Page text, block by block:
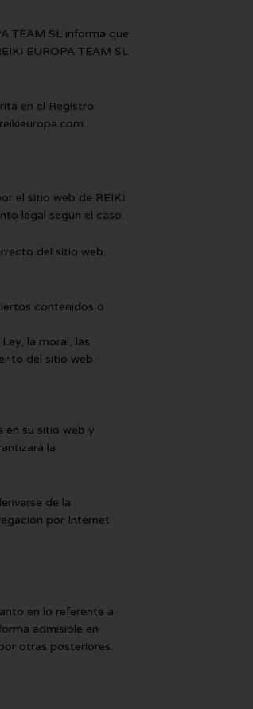
TEAM SL informa que
EUROPA TEAM SL
en el Registro
.
el sitio web de REIKI
legal según el caso.
del sitio web.
contenidos o
la moral, las
del sitio web.
en su sitio web y
la
de la
por Internet
en lo referente a
admisible en
otras posteriores.